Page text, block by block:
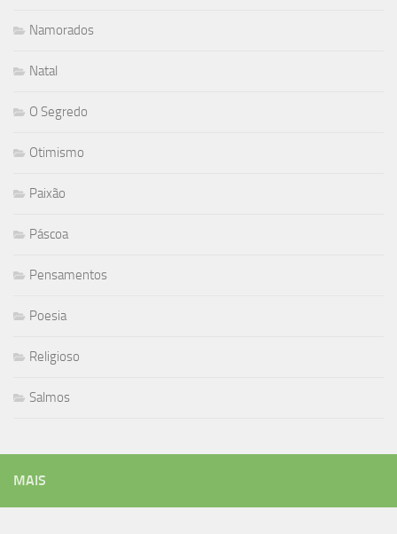
Namorados
Natal
O Segredo
Otimismo
Paixão
Páscoa
Pensamentos
Poesia
Religioso
Salmos
MAIS